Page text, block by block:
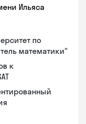
Ильяса
по
математики"
к